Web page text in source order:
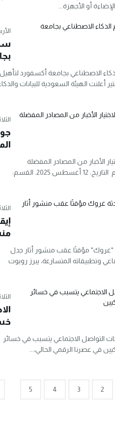
أو الأجهزة...
الأربعاء,
الاصطناعي بجامعة أكسفورد لتأهيل
أعلنت الهيئة السعودية للبيانات
الثلاثاء, 12
الأخبار من المصادر المفضلة
للمستخدمين الكاتب: غزة تايم التاريخ: 12 أغسطس 2025. القسم:
الثلاثاء, 12
"غروك" مؤقتًا عقب منشور أثار جدل
وتطبيقاته المتسارعة، يبرز روبوت
الثلاثاء, 12
خسائر
التواصل الاجتماعي يتسبب في خسائر
2
3
4
5